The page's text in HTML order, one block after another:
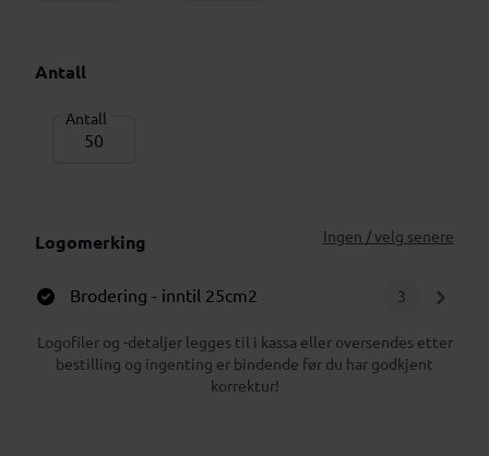
Antall
Antall
Logomerking Ingen / velg senere
Brodering - inntil 25cm2 3
Logofiler og -detaljer legges til i kassa eller oversendes etter
bestilling og ingenting er bindende før du har godkjent
korrektur!